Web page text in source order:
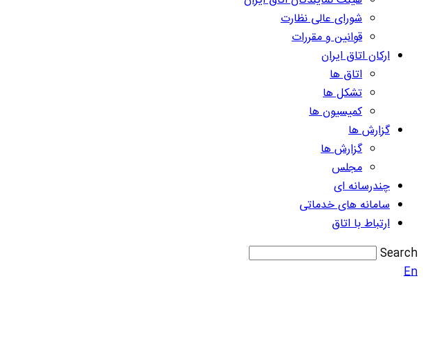
شورای عالی نظارت
قوانین و مقررات
ارکان اتاق ایران
اتاق ها
تشکل ها
کمیسیون ها
گزارش ها
گزارش ها
مجلس
چندرسانه ای
سامانه های خدماتی
ارتباط با اتاق
Search
En